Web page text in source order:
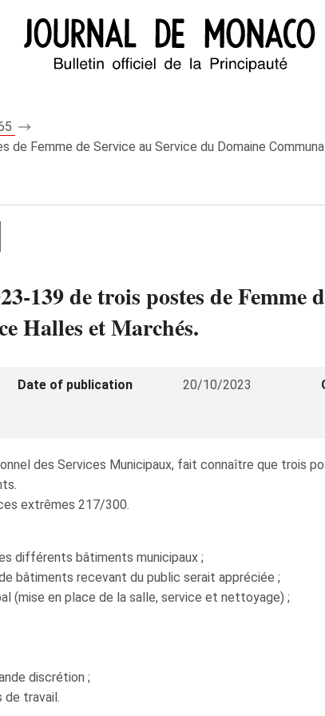
Femme de Service au Service du Domaine
139 de trois postes de Femme
Halles et Marchés.
Date of publication 20/10/2023
des Services Municipaux, fait connaître que trois
extrêmes 217/300.
différents bâtiments municipaux ;
bâtiments recevant du public serait appréciée ;
(mise en place de la salle, service et nettoyage) ;
discrétion ;
de travail.